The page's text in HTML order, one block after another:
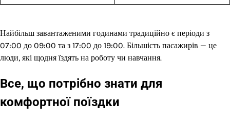
Найбільш завантаженими годинами традиційно є періоди з
07:00 до 09:00 та з 17:00 до 19:00. Більшість пасажирів — це
люди, які щодня їздять на роботу чи навчання.
Все, що потрібно знати для
комфортної поїздки